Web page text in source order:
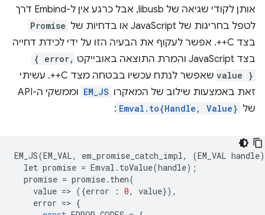
אותן לקודי שגיאה של libusb, אבל כרגע אין ל-Embind דרך
לטפל בחריגות של JavaScript או בדחיות של
Promise
בצד C++. אפשר לעקוף את הבעיה הזו על ידי לכידת דחייה
בצד JavaScript והמרת התוצאה באובייקט
{ error,
value }
שאפשר לנתח עכשיו בבטחה מצד C++. עשיתי
זאת באמצעות שילוב של המאקרו EM_JS
וממשקי ה-API
של Emval.to{Handle, Value}
:
EM_JS(EM_VAL, em_promise_catch_impl, (EM_VAL handle
let promise = Emval . toValue(handle);
promise = promise. then(
value => ({error : 0, value}),
error => {